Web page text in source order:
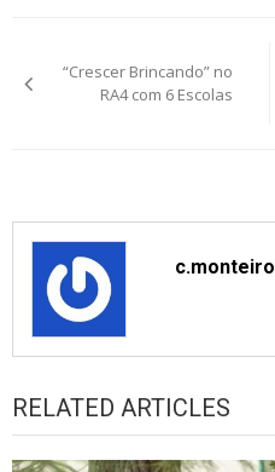
navigation
“Crescer Brincando” no
RA4 com 6 Escolas
c.monteiro
RELATED ARTICLES